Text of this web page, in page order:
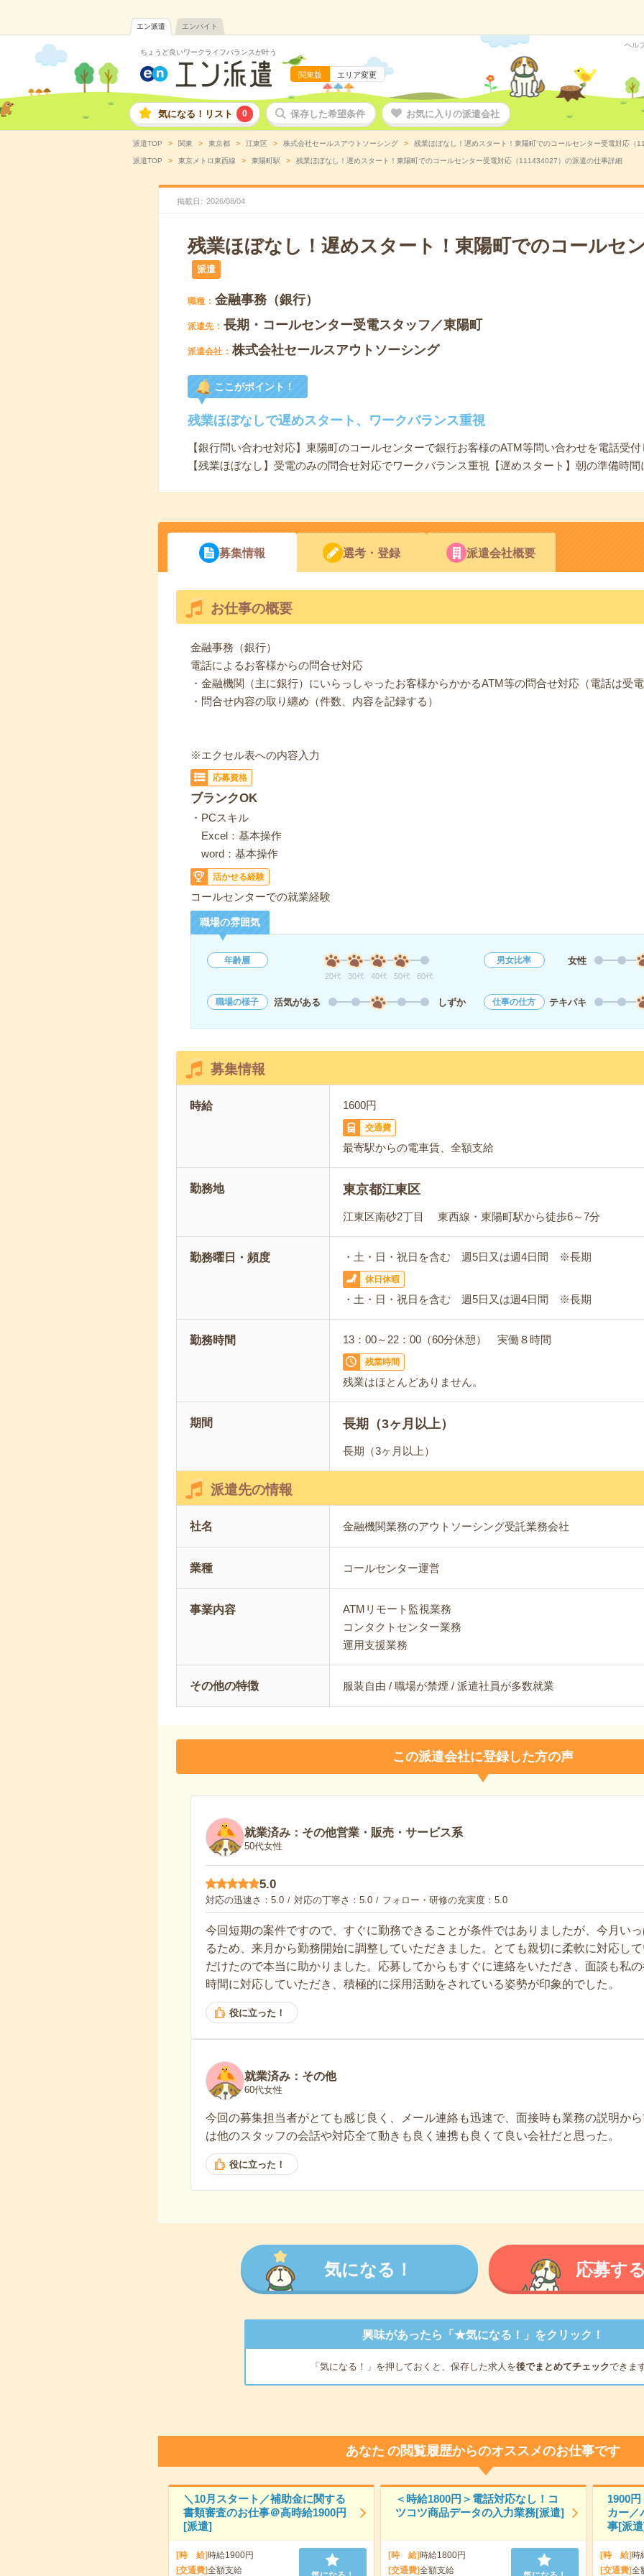
エン派遣 エンバイト
ちょうど良いワークライフバランスが叶う
関東版 エリア変更
ヘル
気になる！リスト 0 保存した希望条件 お気に入りの派遣会社
派遣TOP 関東 東京都 江東区 株式会社セールスアウトソーシング 残業ほぼなし！遅めスタート！東陽町でのコールセンター受電対応（
派遣TOP 東京メトロ東西線 東陽町駅 残業ほぼなし！遅めスタート！東陽町でのコールセンター受電対応（111434027）の派遣の仕事詳細
掲載日 2026/08/04
残業ほぼなし！遅めスタート！東陽町でのコールセ
派遣
職種 金融事務（銀行）
派遣先 長期・コールセンター受電スタッフ／東陽町
派遣会社 株式会社セールスアウトソーシング
ここがポイント！
残業ほぼなしで遅めスタート、ワークバランス重視
【銀行問い合わせ対応】東陽町のコールセンターで銀行お客様のATM等問い合わせを電話受
【残業ほぼなし】受電のみの問合せ対応でワークバランス重視【遅めスタート】朝の準備時
募集情報 選考・登録 派遣会社概要
お仕事の概要
金融事務（銀行）
電話によるお客様からの問合せ対応
・金融機関（主に銀行）にいらっしゃったお客様からかかるATM等の問合せ対応（電話は受
・問合せ内容の取り纏め（件数、内容を記録する）
※エクセル表への内容入力
応募資格
ブランクOK
・PCスキル
Excel：基本操作
word：基本操作
活かせる経験
コールセンターでの就業経験
職場の雰囲気
年齢層
20代 30代 40代 50代 60代
男女比率 女性
職場の様子 活気がある しずか 仕事の仕方 テキパキ
募集情報
時給 1600円
交通費
最寄駅からの電車賃、全額支給
勤務地 東京都江東区
江東区南砂2丁目 東西線・東陽町駅から徒歩6～7分
勤務曜日・頻度 ・土・日・祝日を含む 週5日又は週4日間 ※長期
休日休暇
・土・日・祝日を含む 週5日又は週4日間 ※長期
勤務時間 13：00～22：00（60分休憩） 実働８時間
残業時間
残業はほとんどありません。
期間 長期（3ヶ月以上）
長期（3ヶ月以上）
派遣先の情報
社名 金融機関業務のアウトソーシング受託業務会社
業種 コールセンター運営
事業内容
ATMリモート監視業務
コンタクトセンター業務
運用支援業務
その他の特徴 服装自由 / 職場が禁煙 / 派遣社員が多数就業
この派遣会社に登録した方の声
就業済み：その他営業・販売・サービス系
50代女性
5.0
対応の迅速さ 5.0 対応の丁寧さ 5.0 フォロー・研修の充実度 5.0
今回短期の案件ですので、すぐに勤務できることが条件ではありましたが、今月い
るため、来月から勤務開始に調整していただきました。とても親切に柔軟に対応し
だけたので本当に助かりました。応募してからもすぐに連絡をいただき、面談も私
時間に対応していただき、積極的に採用活動をされている姿勢が印象的でした。
役に立った！
就業済み：その他
60代女性
今回の募集担当者がとても感じ良く、メール連絡も迅速で、面接時も業務の説明か
は他のスタッフの会話や対応全て動きも良く連携も良くて良い会社だと思った。
役に立った！
気になる！ 応募す
興味があったら「★気になる！」をクリック！
「気になる！」を押しておくと、保存した求人を後でまとめてチェックできま
あなた の閲覧履歴からのオススメのお仕事です
＼10月スタート／補助金に関する
書類審査のお仕事＠高時給1900円
[派遣]
[時 給]時給1900円
[交通費]全額支給
＜時給1800円＞電話対応なし！コ
ツコツ商品データの入力業務[派遣]
[時 給]時給1800円
[交通費]全額支給
1900
カー／
事[派
[時 給]時
[交通費]全